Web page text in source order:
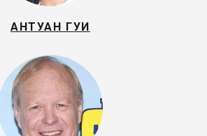
АНТУАН ГУИ